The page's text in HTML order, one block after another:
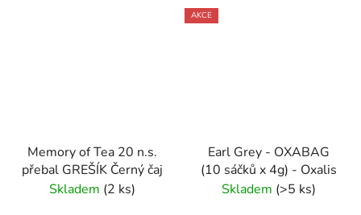
Memory of Tea 20 n.s.
přebal GREŠÍK Černý čaj
Skladem (2 ks)
AKCE
Earl Grey - OXABAG
(10 sáčků x 4g) - Oxalis
Skladem (>5 ks)